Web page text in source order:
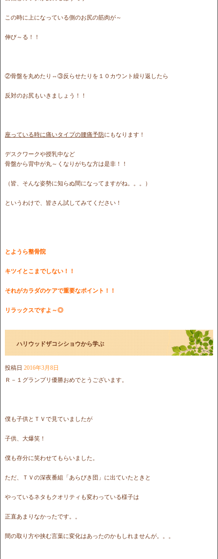
この時に上になっている側のお尻の筋肉が～
伸び～る！！
②骨盤を丸めたり⇔③反らせたりを１０カウント繰り返したら
反対のお尻もいきましょう！！
座っている時に痛いタイプの腰痛予防にもなります！
デスクワークや授乳中など
骨盤から背中が丸～くなりがちな方は是非！！
（皆、そんな姿勢に知らぬ間になってますがね。。。）
というわけで、皆さん試してみてください！
とようら整骨院
キツイとこまでしない！！
それがカラダのケアで重要なポイント！！
リラックスですよ～◎
ハリウッドザコシショウから学ぶ
投稿日 2016年3月8日
Ｒ－１グランプリ優勝おめでとうございます。
僕も子供とＴＶで見ていましたが
子供、大爆笑！
僕も存分に笑わせてもらいました。
ただ、ＴＶの深夜番組「あらびき団」に出ていたときと
やっているネタもクオリティも変わっている様子は
正直あまりなかったです。。
間の取り方や挟む言葉に変化はあったのかもしれませんが。。。